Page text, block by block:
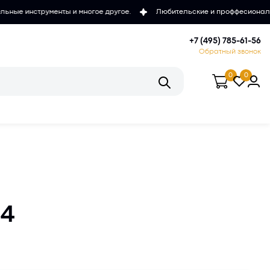
и многое другое. Любительские и проффесиональные
+7 (495) 785-61-56
Обратный звонок
0 0